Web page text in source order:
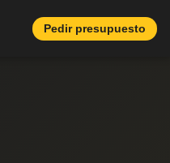
Pedir presupuesto